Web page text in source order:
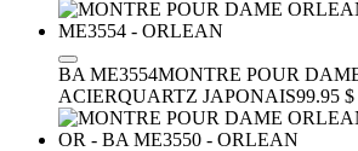
BA ME3554MONTRE POUR
ACIERQUARTZ JAPONAIS99.95 $